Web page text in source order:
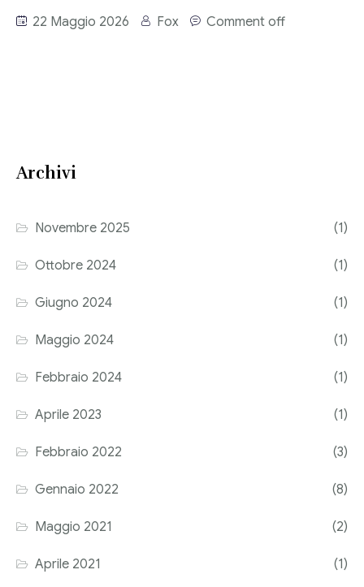
Consulenza del Lavoro
Pubblicazioni
22 Maggio 2026 Fox Comment off
Archivi
Novembre 2025 (1)
Ottobre 2024 (1)
Giugno 2024 (1)
Maggio 2024 (1)
Febbraio 2024 (1)
Aprile 2023 (1)
Febbraio 2022 (3)
Gennaio 2022 (8)
Maggio 2021 (2)
Aprile 2021 (1)